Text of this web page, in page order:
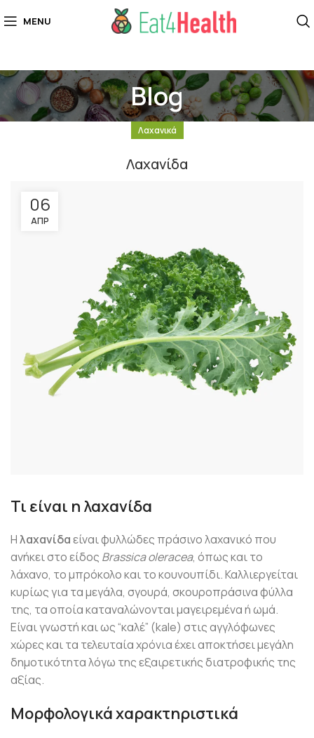
MENU
Blog
Λαχανικά
Λαχανίδα
06
ΑΠΡ
Τι είναι η λαχανίδα
Ηλαχανίδαείναι φυλλώδες πράσινο λαχανικό που
ανήκει στο είδος Brassica oleracea, όπως και το
λάχανο, το μπρόκολο και το κουνουπίδι. Καλλιεργείται
κυρίως για τα μεγάλα, σγουρά, σκουροπράσινα φύλλα
της, τα οποία καταναλώνονται μαγειρεμένα ή ωμά.
Είναι γνωστή και ως “καλέ” (kale) στις αγγλόφωνες
χώρες και τα τελευταία χρόνια έχει αποκτήσει μεγάλη
δημοτικότητα λόγω της εξαιρετικής διατροφικής της
αξίας.
Μορφολογικά χαρακτηριστικά